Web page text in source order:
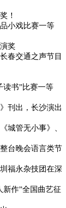
！
小戏比赛一等
奖
春交通之声节目
读书”比赛一等
刊出，长沙演出
城管无小事》、
台晚会语言类节
福永杂技团在深
新作”全国曲艺征